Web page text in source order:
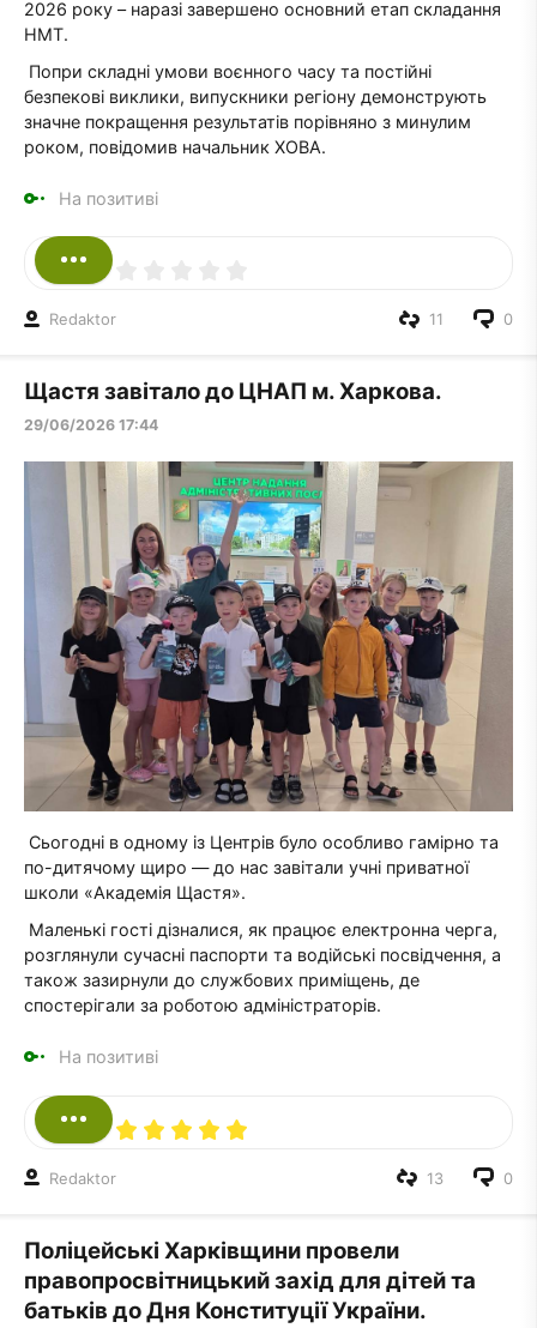
2026 року – наразі завершено основний етап складання
НМТ.
Попри складні умови воєнного часу та постійні
безпекові виклики, випускники регіону демонструють
значне покращення результатів порівняно з минулим
роком, повідомив начальник ХОВА.
На позитиві
Redaktor 0
11
Щастя завітало до ЦНАП м. Харкова.
29/06/2026 17:44
Сьогодні в одному із Центрів було особливо гамірно та
по-дитячому щиро — до нас завітали учні приватної
школи «Академія Щастя».
Маленькі гості дізналися, як працює електронна черга,
розглянули сучасні паспорти та водійські посвідчення, а
також зазирнули до службових приміщень, де
спостерігали за роботою адміністраторів.
На позитиві
Redaktor 0
13
Поліцейські Харківщини провели
правопросвітницький захід для дітей та
батьків до Дня Конституції України.